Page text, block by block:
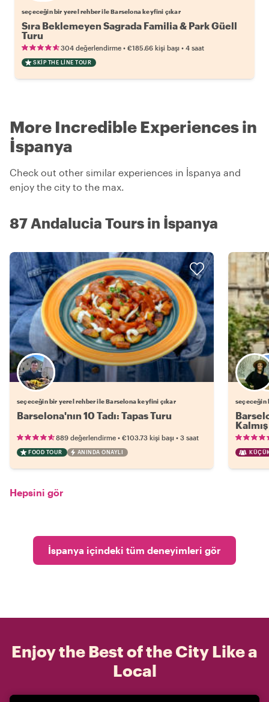
seçeceğin bir yerel rehber ile Barselona keyfini çıkar
Sıra Beklemeyen Sagrada Familia & Park Güell
Turu
304 değerlendirme • €185.66 kişi başı • 4 saat
SKIP THE LINE TOUR
More Incredible Experiences in
İspanya
Check out other similar experiences in İspanya and
enjoy the city to the max.
87 Andalucia Tours in İspanya
Favori yerel rehberini seç
seçeceğin bir yerel rehber ile Barselona keyfini çıkar
Barselona'nın 10 Tadı: Tapas Turu
889 değerlendirme • €103.73 kişi başı • 3 saat
FOOD TOUR ANINDA ONAYLI
seçeceğin
Hepsini gör
İspanya içindeki tüm deneyimleri gör
Enjoy the Best of the City Like a
Local